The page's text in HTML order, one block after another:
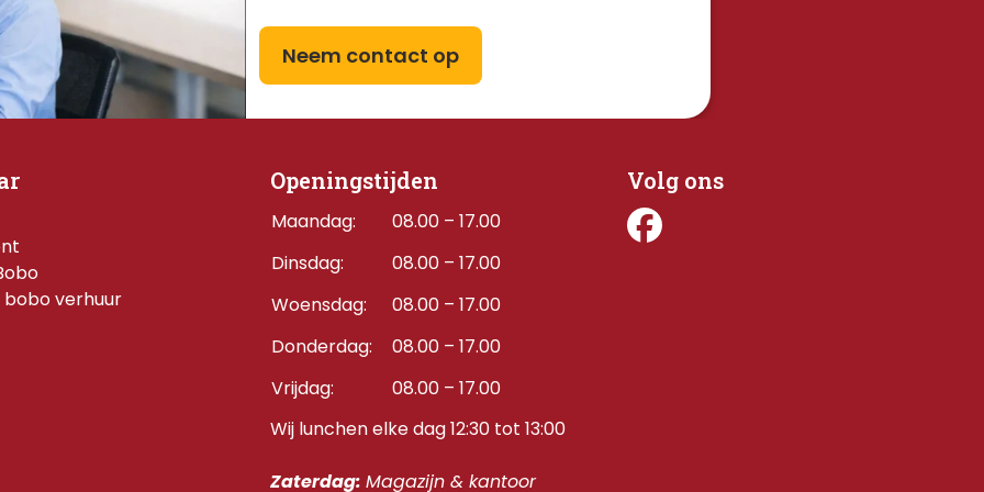
Neem contact op
verhuur
Openingstijden
Maandag:
08.00 – 17.00
Dinsdag:
08.00 – 17.00
Woensdag:
08.00 – 17.00
Donderdag: 08.00 – 17.00
Vrijdag:
08.00 – 17.00
Wij lunchen elke dag 12:30 tot 13:00
Zaterdag: Magazijn & kantoor
Volg ons